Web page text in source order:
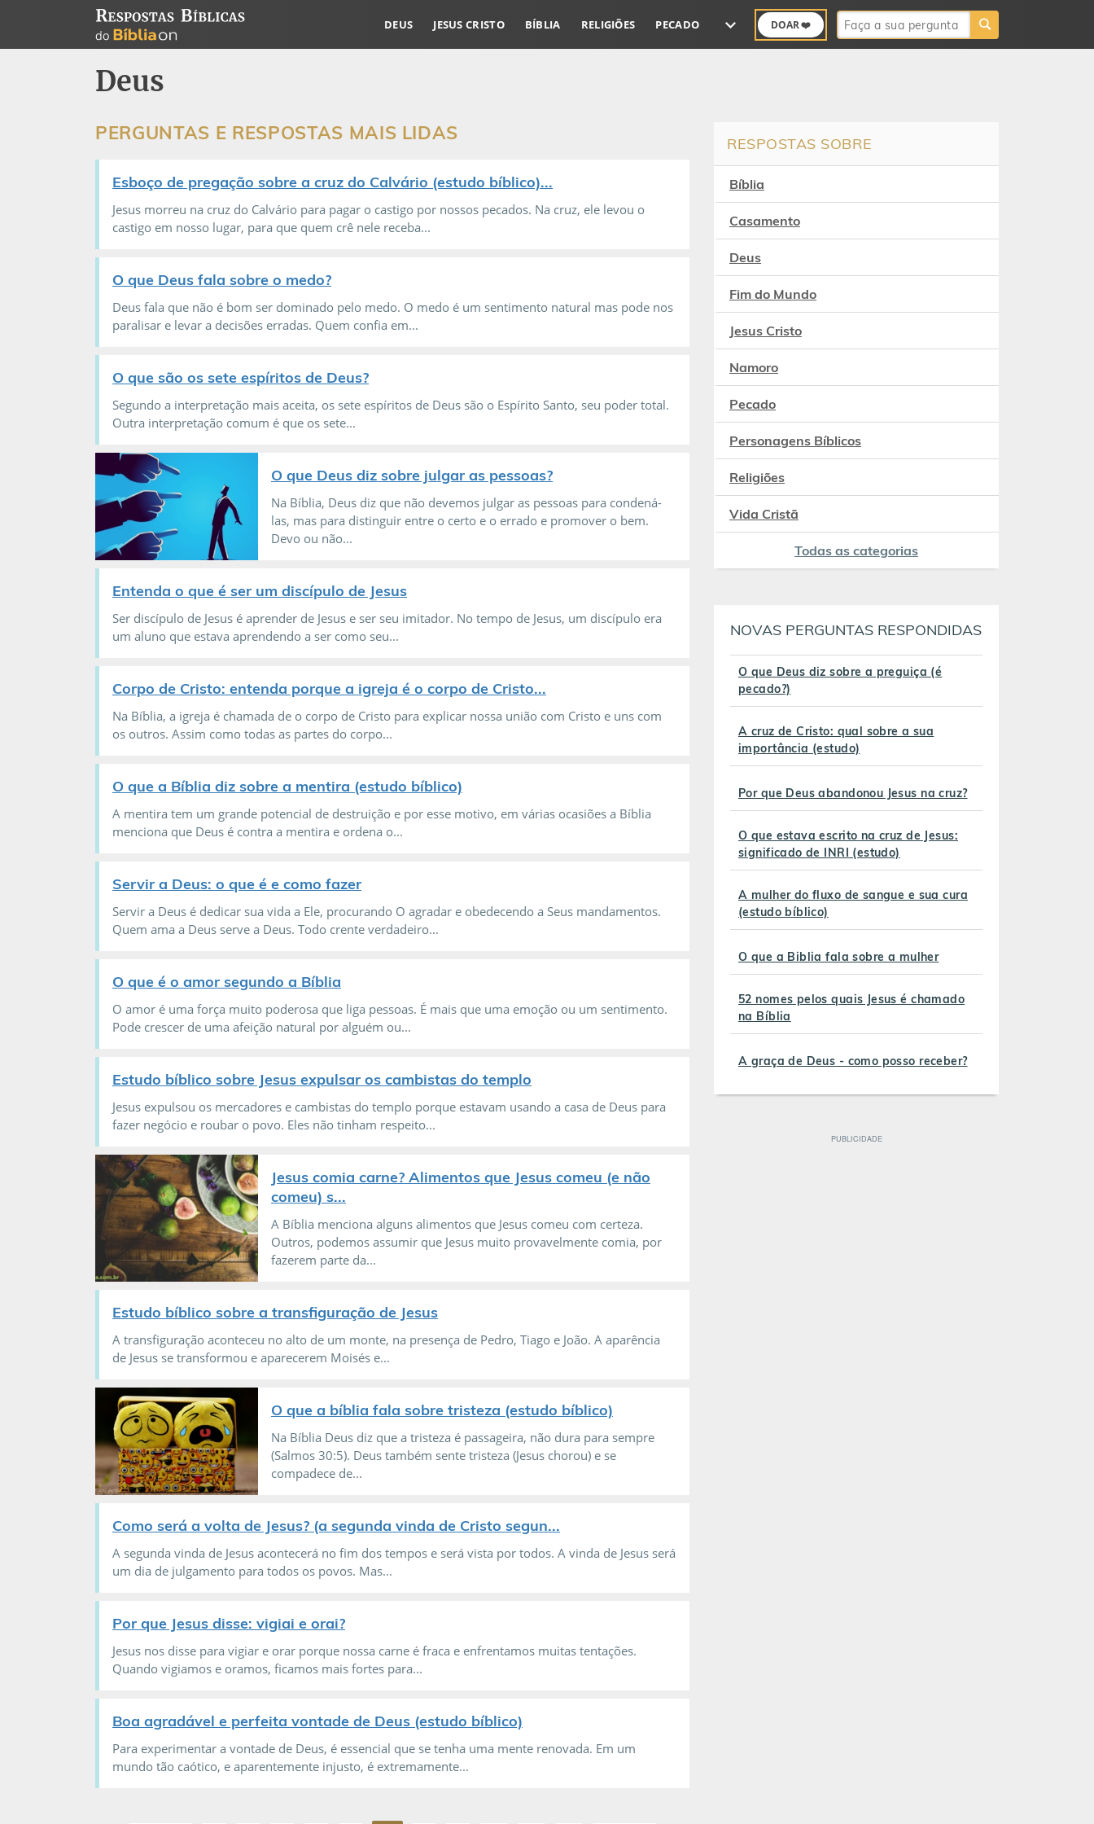
DEUS JESUS CRISTO BÍBLIA RELIGIÕES PECADO DOAR ❤️ Buscar:
Deus
PERGUNTAS E RESPOSTAS MAIS LIDAS
Esboço de pregação sobre a cruz do Calvário (estudo bíblico)...
Jesus morreu na cruz do Calvário para pagar o castigo por nossos pecados. Na cruz, ele levou o
castigo em nosso lugar, para que quem crê nele receba...
O que Deus fala sobre o medo?
Deus fala que não é bom ser dominado pelo medo. O medo é um sentimento natural mas pode nos
paralisar e levar a decisões erradas. Quem confia em...
O que são os sete espíritos de Deus?
Segundo a interpretação mais aceita, os sete espíritos de Deus são o Espírito Santo, seu poder total.
Outra interpretação comum é que os sete...
O que Deus diz sobre julgar as pessoas?
Na Bíblia, Deus diz que não devemos julgar as pessoas para condená-
las, mas para distinguir entre o certo e o errado e promover o bem.
Devo ou não...
Entenda o que é ser um discípulo de Jesus
Ser discípulo de Jesus é aprender de Jesus e ser seu imitador. No tempo de Jesus, um discípulo era
um aluno que estava aprendendo a ser como seu...
Corpo de Cristo: entenda porque a igreja é o corpo de Cristo...
Na Bíblia, a igreja é chamada de o corpo de Cristo para explicar nossa união com Cristo e uns com
os outros. Assim como todas as partes do corpo...
O que a Bíblia diz sobre a mentira (estudo bíblico)
A mentira tem um grande potencial de destruição e por esse motivo, em várias ocasiões a Bíblia
menciona que Deus é contra a mentira e ordena o...
Servir a Deus: o que é e como fazer
Servir a Deus é dedicar sua vida a Ele, procurando O agradar e obedecendo a Seus mandamentos.
Quem ama a Deus serve a Deus. Todo crente verdadeiro...
O que é o amor segundo a Bíblia
O amor é uma força muito poderosa que liga pessoas. É mais que uma emoção ou um sentimento.
Pode crescer de uma afeição natural por alguém ou...
Estudo bíblico sobre Jesus expulsar os cambistas do templo
Jesus expulsou os mercadores e cambistas do templo porque estavam usando a casa de Deus para
fazer negócio e roubar o povo. Eles não tinham respeito...
Jesus comia carne? Alimentos que Jesus comeu (e não
comeu) s...
A Bíblia menciona alguns alimentos que Jesus comeu com certeza.
Outros, podemos assumir que Jesus muito provavelmente comia, por
fazerem parte da...
Estudo bíblico sobre a transfiguração de Jesus
A transfiguração aconteceu no alto de um monte, na presença de Pedro, Tiago e João. A aparência
de Jesus se transformou e aparecerem Moisés e...
O que a bíblia fala sobre tristeza (estudo bíblico)
Na Bíblia Deus diz que a tristeza é passageira, não dura para sempre
(Salmos 30:5). Deus também sente tristeza (Jesus chorou) e se
compadece de...
Como será a volta de Jesus? (a segunda vinda de Cristo segun...
A segunda vinda de Jesus acontecerá no fim dos tempos e será vista por todos. A vinda de Jesus será
um dia de julgamento para todos os povos. Mas...
Por que Jesus disse: vigiai e orai?
Jesus nos disse para vigiar e orar porque nossa carne é fraca e enfrentamos muitas tentações.
Quando vigiamos e oramos, ficamos mais fortes para...
Boa agradável e perfeita vontade de Deus (estudo bíblico)
Para experimentar a vontade de Deus, é essencial que se tenha uma mente renovada. Em um
mundo tão caótico, e aparentemente injusto, é extremamente...
RESPOSTAS SOBRE
Bíblia
Casamento
Deus
Fim do Mundo
Jesus Cristo
Namoro
Pecado
Personagens Bíblicos
Religiões
Vida Cristã
Todas as categorias
NOVAS PERGUNTAS RESPONDIDAS
O que Deus diz sobre a preguiça (é
pecado?)
A cruz de Cristo: qual sobre a sua
importância (estudo)
Por que Deus abandonou Jesus na cruz?
O que estava escrito na cruz de Jesus:
significado de INRI (estudo)
A mulher do fluxo de sangue e sua cura
(estudo bíblico)
O que a Biblia fala sobre a mulher
52 nomes pelos quais Jesus é chamado
na Bíblia
A graça de Deus - como posso receber?